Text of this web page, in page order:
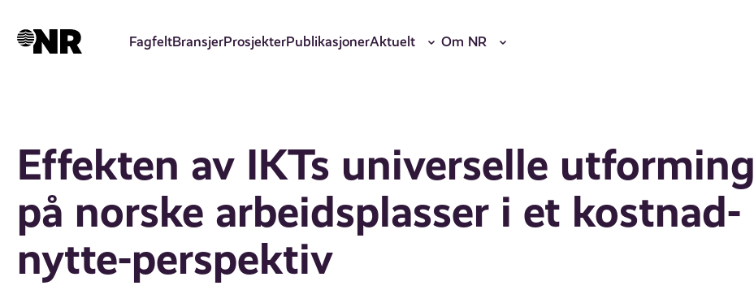
hovedinnhold
FagfeltBransjerProsjekterPublikasjonerAktuelt Om NR
Effekten av IKTs universelle utforming
på norske arbeidsplasser i et kostnad-
nytte-perspektiv